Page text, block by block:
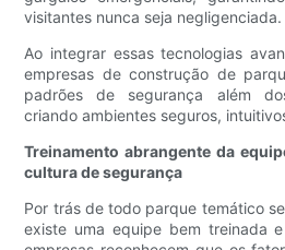
visitantes nunca seja negligenciada.
Ao integrar essas tecnologias
empresas de construção de
padrões de segurança além
criando ambientes seguros,
Treinamento abrangente da
cultura de segurança
Por trás de todo parque temático
existe uma equipe bem treinada